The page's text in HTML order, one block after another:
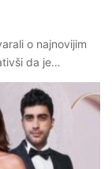
o najnovijim
da je…